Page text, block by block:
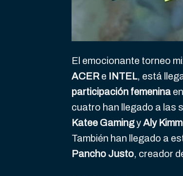
El emocionante torneo
ACER e INTEL, está
participación femenina
cuatro han llegado a las
Katee GamingyAly
También han llegado a
Pancho Justo, creador